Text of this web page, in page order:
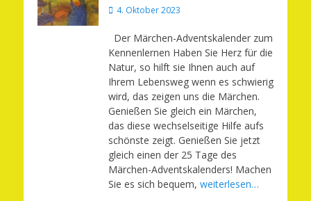
Veröffentlicht
4. Oktober 2023
Der Märchen-Adventskalender zum
Kennenlernen Haben Sie Herz für die
Natur, so hilft sie Ihnen auch auf
Ihrem Lebensweg wenn es schwierig
wird, das zeigen uns die Märchen.
Genießen Sie gleich ein Märchen,
das diese wechselseitige Hilfe aufs
schönste zeigt. Genießen Sie jetzt
gleich einen der 25 Tage des
Märchen-Adventskalenders! Machen
Sie es sich bequem, weiterlesen…